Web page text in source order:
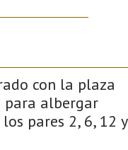
con la plaza
para albergar
pares 2, 6, 12 y